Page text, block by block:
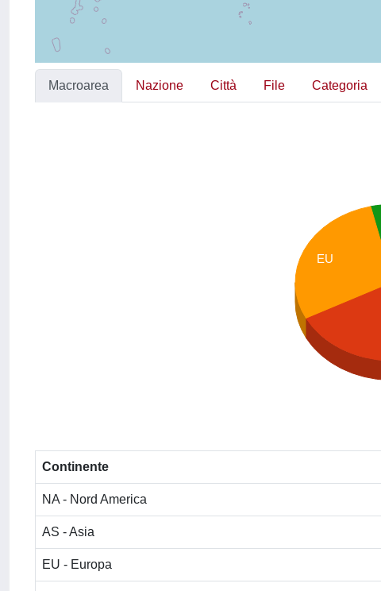
Macroarea Nazione Città File Categoria
EU
Continente
NA - Nord America
AS - Asia
EU - Europa